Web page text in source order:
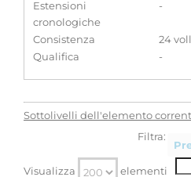
Estensioni
cronologiche
-
Consistenza
24
Qualifica
-
Sottolivelli dell'elemento
Visualizza elementi
Filtra: